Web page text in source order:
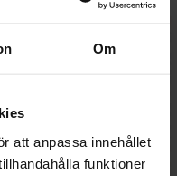
Om
att anpassa innehållet
funktioner